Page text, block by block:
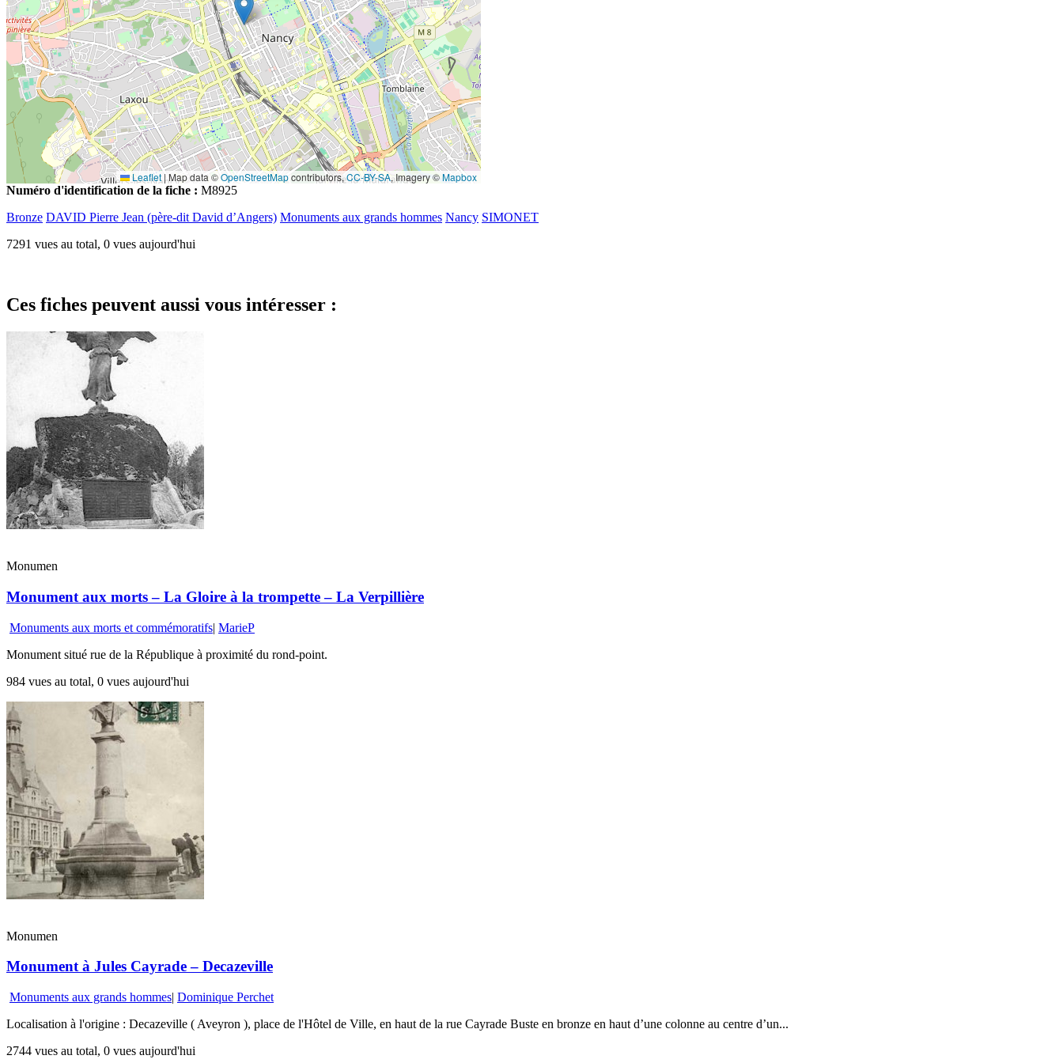
Leaflet |Map data ©OpenStreetMapcontributors,CC-BY-SA, Imagery ©Mapbox
Numéro d'identification de la fiche : M8925
Bronze DAVID Pierre Jean (père-dit David d’Angers) Monuments aux grands hommes Nancy SIMONET
7291 vues au total, 0 vues aujourd'hui
Ces fiches peuvent aussi vous intéresser :
Monumen
Monument aux morts – La Gloire à la trompette – La Verpillière
Monuments aux morts et commémoratifs| MarieP
Monument situé rue de la République à proximité du rond-point.
984 vues au total, 0 vues aujourd'hui
Monumen
Monument à Jules Cayrade – Decazeville
Monuments aux grands hommes| Dominique Perchet
Localisation à l'origine : Decazeville ( Aveyron ), place de l'Hôtel de Ville, en haut de la rue Cayrade Buste en bronze en haut d’une colonne au centre d’un...
2744 vues au total, 0 vues aujourd'hui